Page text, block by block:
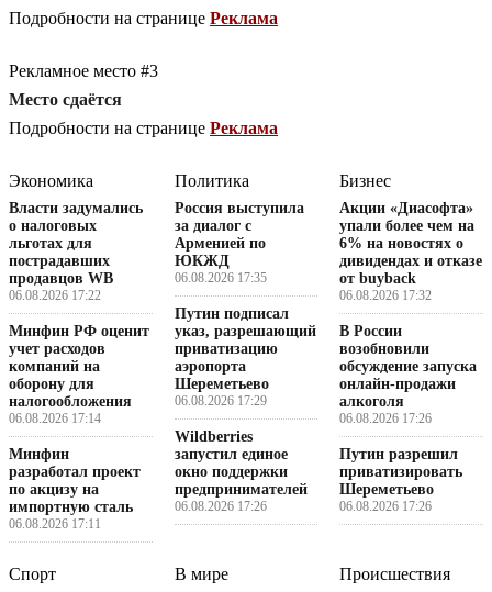
Подробности на странице Реклама
Рекламное место #3
Место сдаётся
Подробности на странице Реклама
Экономика
Власти задумались
о налоговых
льготах для
пострадавших
продавцов WB
06.08.2026 17:22
Минфин РФ оценит
учет расходов
компаний на
оборону для
налогообложения
06.08.2026 17:14
Минфин
разработал проект
по акцизу на
импортную сталь
06.08.2026 17:11
Политика
Россия выступила
за диалог с
Арменией по
ЮКЖД
06.08.2026 17:35
Путин подписал
указ, разрешающий
приватизацию
аэропорта
Шереметьево
06.08.2026 17:29
Wildberries
запустил единое
окно поддержки
предпринимателей
06.08.2026 17:26
Бизнес
Акции «Диасофта»
упали более чем на
6% на новостях о
дивидендах и отказе
от buyback
06.08.2026 17:32
В России
возобновили
обсуждение запуска
онлайн-продажи
алкоголя
06.08.2026 17:26
Путин разрешил
приватизировать
Шереметьево
06.08.2026 17:26
Спорт В мире Происшествия